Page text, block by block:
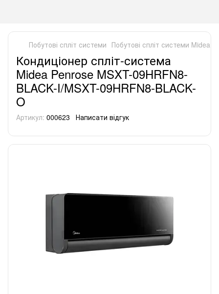
Побутові спліт системи Побутові спліт системи Midea
Кондиціонер спліт-система
Midea Penrose MSXT-09HRFN8-
BLACK-I/MSXT-09HRFN8-BLACK-
O
Артикул: 000623 Написати відгук